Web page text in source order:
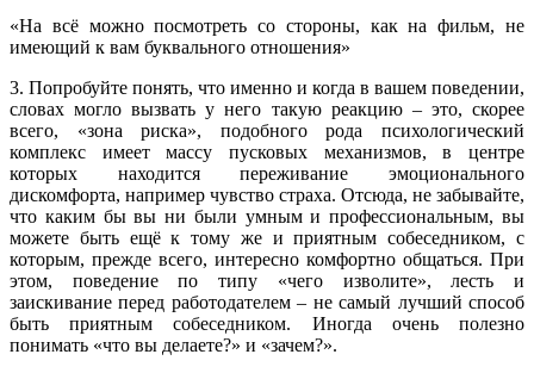
«На всё можно посмотреть со стороны, как на фильм, не
имеющий к вам буквального отношения»
3. Попробуйте понять, что именно и когда в вашем поведении,
словах могло вызвать у него такую реакцию – это, скорее
всего, «зона риска», подобного рода психологический
комплекс имеет массу пусковых механизмов, в центре
которых находится переживание эмоционального
дискомфорта, например чувство страха. Отсюда, не забывайте,
что каким бы вы ни были умным и профессиональным, вы
можете быть ещё к тому же и приятным собеседником, с
которым, прежде всего, интересно комфортно общаться. При
этом, поведение по типу «чего изволите», лесть и
заискивание перед работодателем – не самый лучший способ
быть приятным собеседником. Иногда очень полезно
понимать «что вы делаете?» и «зачем?».